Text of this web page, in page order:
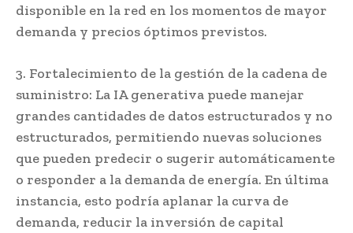
disponible en la red en los momentos de mayor
demanda y precios óptimos previstos.
3. Fortalecimiento de la gestión de la cadena de
suministro: La IA generativa puede manejar
grandes cantidades de datos estructurados y no
estructurados, permitiendo nuevas soluciones
que pueden predecir o sugerir automáticamente
o responder a la demanda de energía. En última
instancia, esto podría aplanar la curva de
demanda, reducir la inversión de capital